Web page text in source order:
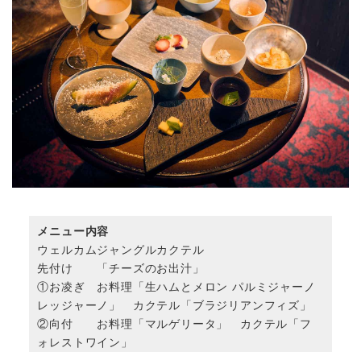
メニュー内容
ウェルカムジャングルカクテル
先付け 「チーズのお出汁」
①お凌ぎ お料理「生ハムとメロン パルミジャーノ
レッジャーノ」 カクテル「ブラジリアンフィズ」
②向付 お料理「マルゲリータ」 カクテル「フ
ォレストワイン」